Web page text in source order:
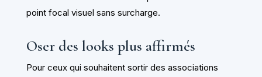
point focal visuel sans surcharge.
Oser des looks plus affirmés
Pour ceux qui souhaitent sortir des associations